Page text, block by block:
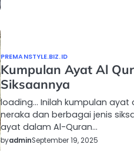
PREMANSTYLE.BIZ.ID
Kumpulan Ayat Al
Siksaannya
loading… Inilah kumpulan
neraka dan berbagai jenis
ayat dalam Al-Quran…
byadminSeptember 19, 2025